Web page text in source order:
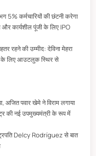
5% कर्मचारियों की छंटनी करेगा
कार्यशील पूंजी के लिए IPO
रहने की उम्मीद: देविना मेहरा
लिए आउटलुक स्थिर से
अजित पवार खेमे ने विराम लगाया
की नई उपमुख्यमंत्री के रूप में
Delcy Rodríguez से बात